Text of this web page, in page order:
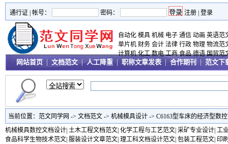
通行证 | 帐号： 密码： 注册 登录
自动化 模具 机械 电子 通信 动画 英语范
单片机 财务 会计 法律 行政 物理 物流范
计算机 化工 数电 工商 食品 德语 国贸范
网站首页 文档范文 | 人工降重 职称文章发表 合作期刊 范文下
当前位置： 范文同学网 -> 文档范文 -> 机械模具设计 -> C6163型车床的经济型数
机械模具数控文档设计 土木工程文档范文 化学工程与工艺范文 采矿专业设计 工
食品科学生物技术范文 服装设计文章范文 理工科文档设计范文 包装工程范文 印